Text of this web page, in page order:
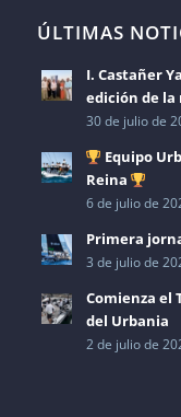
ÚLTIMAS
I. Castañer
edición de la
30 de julio de
Equipo
Reina
6 de julio de
Primera
3 de julio de
Comienza el
del Urbania
2 de julio de